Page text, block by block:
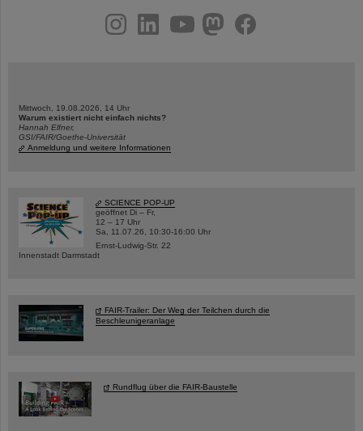
youtubehelmholtz.socialfacebook
Mittwoch, 19.08.2026, 14 Uhr
Warum existiert nicht einfach nichts?
Hannah Elfner,
GSI/FAIR/Goethe-Universität
Anmeldung und weitere Informationen
SCIENCE POP-UP
geöffnet Di – Fr,
12 – 17 Uhr
Sa, 11.07.26, 10:30-16:00 Uhr
Ernst-Ludwig-Str. 22
Innenstadt Darmstadt
FAIR-Trailer: Der Weg der Teilchen durch die
Beschleunigeranlage
Rundflug über die FAIR-Baustelle